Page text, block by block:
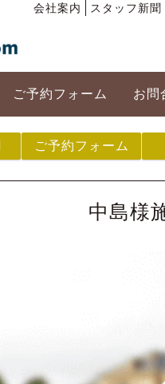
会社案内 スタッフ新聞
ご予約フォーム お問
ご予約フォーム
中島様